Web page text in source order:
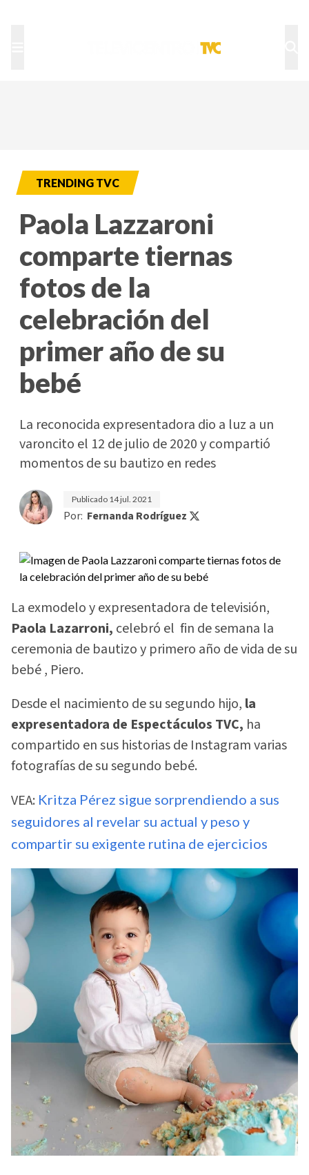
TRENDING TVC
Paola Lazzaroni
comparte tiernas
fotos de la
celebración del
primer año de su
bebé
La reconocida expresentadora dio a luz a un
varoncito el 12 de julio de 2020 y compartió
momentos de su bautizo en redes
Publicado 14 jul. 2021
Por: Fernanda Rodríguez
La exmodelo y expresentadora de televisión,
Paola Lazarroni, celebró el fin de semana la
ceremonia de bautizo y primero año de vida de su
bebé , Piero.
Desde el nacimiento de su segundo hijo, la
expresentadora de Espectáculos TVC, ha
compartido en sus historias de Instagram varias
fotografías de su segundo bebé.
VEA: Kritza Pérez sigue sorprendiendo a sus
seguidores al revelar su actual y peso y
compartir su exigente rutina de ejercicios